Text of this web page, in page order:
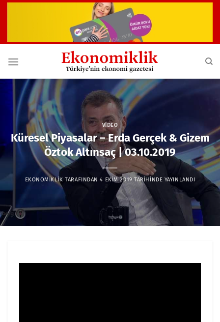
VIDEO
Küresel Piyasalar – Erda Gerçek & Gizem
Öztok Altınsaç | 03.10.2019
EKONOMIKLIK TARAFINDAN 4 EKIM 2019TARIHINDE YAYINLANDI